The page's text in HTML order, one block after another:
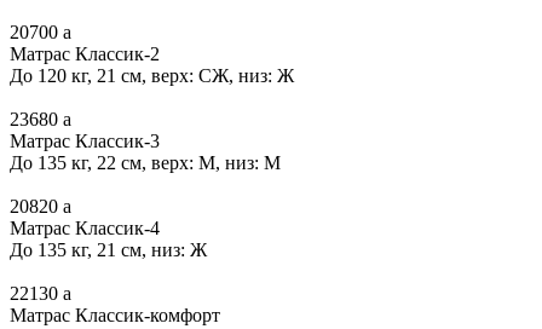
20700 a
Матрас Классик-2
До 120 кг, 21 см, верх: СЖ, низ: Ж
23680 a
Матрас Классик-3
До 135 кг, 22 см, верх: М, низ: М
20820 a
Матрас Классик-4
До 135 кг, 21 см, низ: Ж
22130 a
Матрас Классик-комфорт